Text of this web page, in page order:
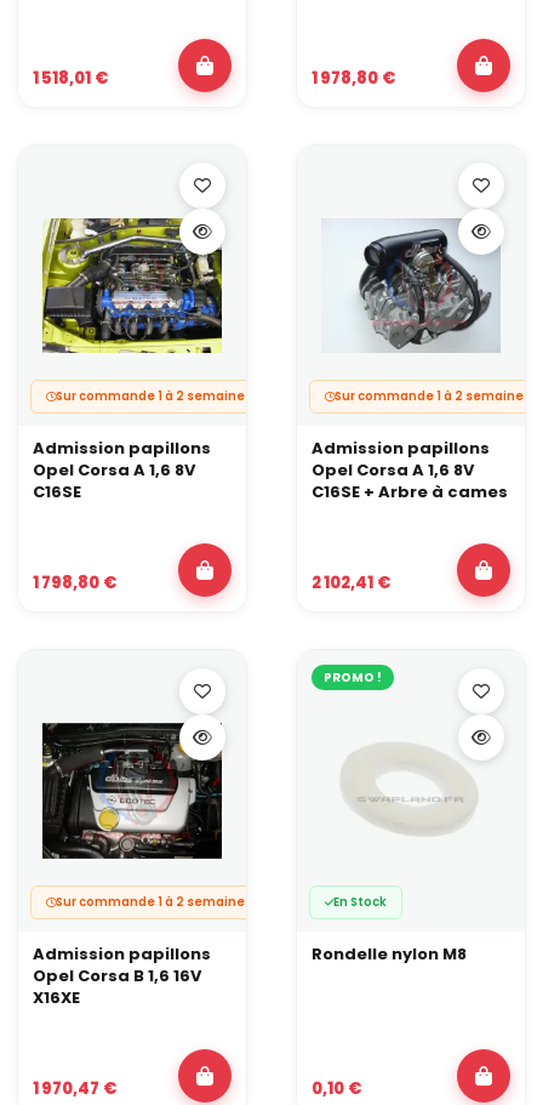
1 518,01 € 1 978,80 €
Sur commande 1 à 2 semaines.
Admission papillons
Opel Corsa A 1,6 8V
C16SE
1 798,80 €
Sur commande 1 à 2 semaines.
Admission papillons
Opel Corsa A 1,6 8V
C16SE + Arbre à cames
2 102,41 €
Sur commande 1 à 2 semaines.
Admission papillons
Opel Corsa B 1,6 16V
X16XE
1 970,47 €
PROMO !
En Stock
Rondelle nylon M8
0,10 €